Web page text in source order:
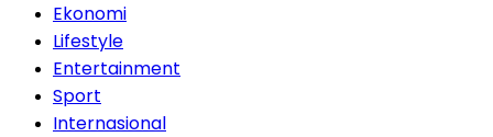
Ekonomi
Lifestyle
Entertainment
Sport
Internasional